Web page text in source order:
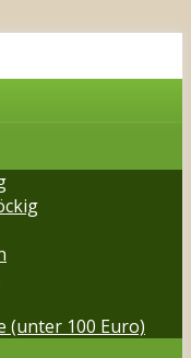
(unter 100 Euro)